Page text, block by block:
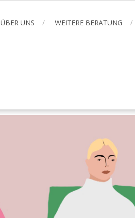
ÜBER UNS WEITERE BERATUNG